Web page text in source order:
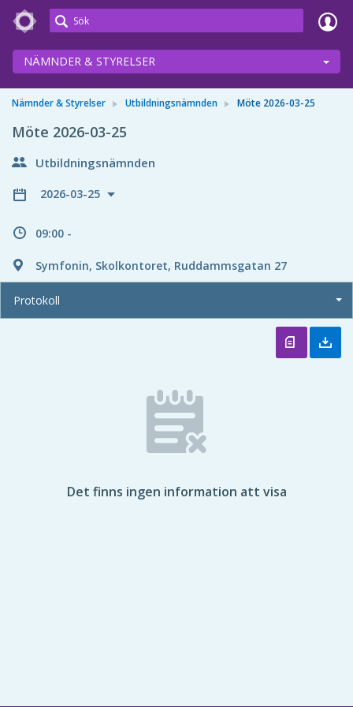
Meetings+
NÄMNDER & STYRELSER
Nämnder & Styrelser Utbildningsnämnden Möte 2026-03-25
Möte 2026-03-25
Utbildningsnämnden
2026-03-25
09:00 -
Symfonin, Skolkontoret, Ruddammsgatan 27
Protokoll
Det finns ingen information att visa